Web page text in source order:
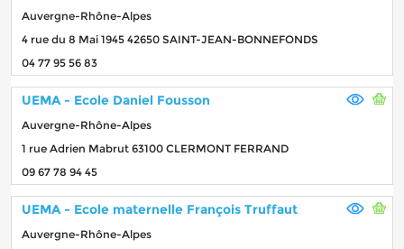
Auvergne-Rhône-Alpes
4 rue du 8 Mai 1945 42650 SAINT-JEAN-BONNEFONDS
04 77 95 56 83
UEMA - Ecole Daniel Fousson
Auvergne-Rhône-Alpes
1 rue Adrien Mabrut 63100 CLERMONT FERRAND
09 67 78 94 45
UEMA - Ecole maternelle François Truffaut
Auvergne-Rhône-Alpes